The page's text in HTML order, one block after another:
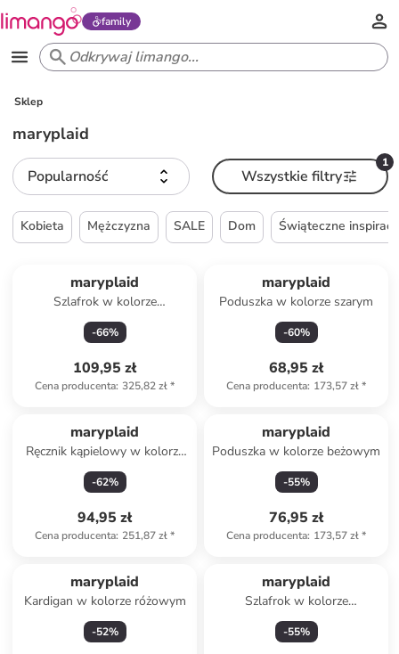
family
Sklep
maryplaid
Popularność
1
Wszystkie filtry
Kobieta Mężczyzna SALE Dom Świąteczne
maryplaid
Szlafrok w kolorze
jasnoróżowym
-66%
109,95 zł
Cena producenta: 325,82 zł*
maryplaid
Poduszka w kolorze szarym
-60%
68,95 zł
Cena producenta: 173,57 zł*
maryplaid
Ręcznik kąpielowy w kolorze
białym
-62%
94,95 zł
Cena producenta: 251,87 zł*
maryplaid
Poduszka w kolorze beżowym
-55%
76,95 zł
Cena producenta: 173,57 zł*
maryplaid
Kardigan w kolorze różowym
-52%
maryplaid
Szlafrok w kolorze
antracytowym
-55%